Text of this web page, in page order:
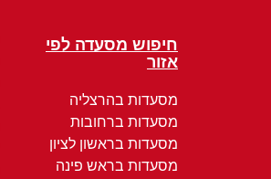
חיפוש מסעדה לפי
אזור
מסעדות בהרצליה
מסעדות ברחובות
מסעדות בראשון לציון
מסעדות בראש פינה